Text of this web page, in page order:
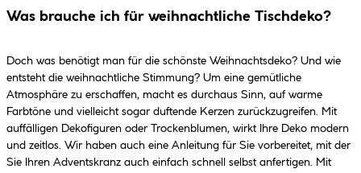
Was brauche ich für weihnachtliche Tischdeko?
Doch was benötigt man für die schönste Weihnachtsdeko? Und wie
entsteht die weihnachtliche Stimmung? Um eine gemütliche
Atmosphäre zu erschaffen, macht es durchaus Sinn, auf warme
Farbtöne und vielleicht sogar duftende Kerzen zurückzugreifen. Mit
auffälligen Dekofiguren oder Trockenblumen, wirkt Ihre Deko modern
und zeitlos. Wir haben auch eine Anleitung für Sie vorbereitet, mit der
Sie Ihren Adventskranz auch einfach schnell selbst anfertigen. Mit